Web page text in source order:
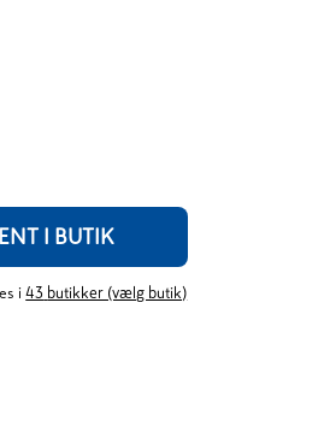
I BUTIK
i 43 butikker (vælg butik)